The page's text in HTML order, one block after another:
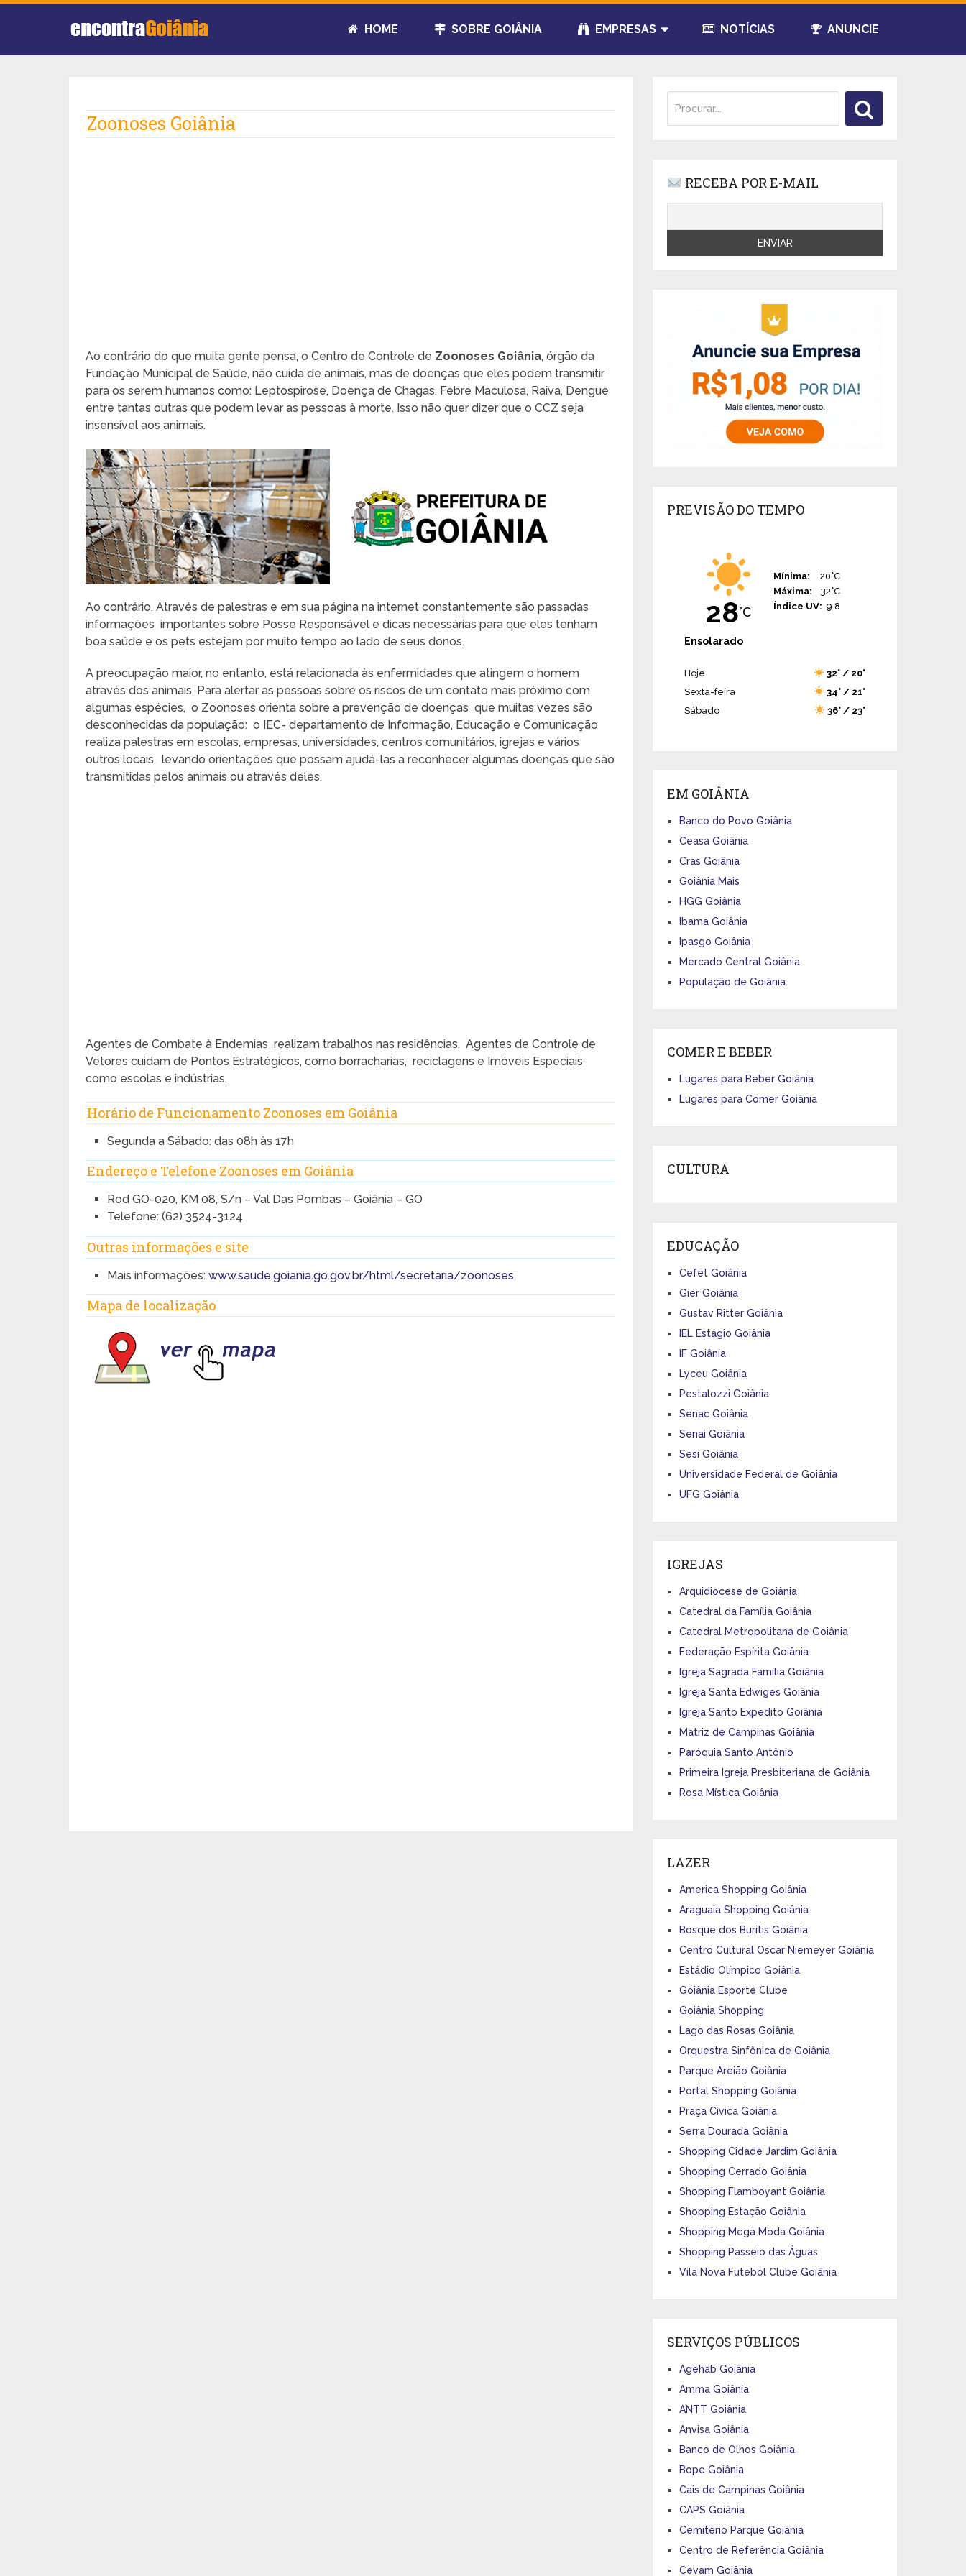
HOME SOBRE GOIÂNIA EMPRESAS NOTÍCIAS ANUNCIE
Zoonoses Goiânia
Ao contrário do que muita gente pensa, o Centro de Controle de Zoonoses Goiânia, órgão da
Fundação Municipal de Saúde, não cuida de animais, mas de doenças que eles podem transmitir
para os serem humanos como: Leptospirose, Doença de Chagas, Febre Maculosa, Raiva, Dengue
entre tantas outras que podem levar as pessoas à morte. Isso não quer dizer que o CCZ seja
insensível aos animais.
Ao contrário. Através de palestras e em sua página na internet constantemente são passadas
informações importantes sobre Posse Responsável e dicas necessárias para que eles tenham
boa saúde e os pets estejam por muito tempo ao lado de seus donos.
A preocupação maior, no entanto, está relacionada às enfermidades que atingem o homem
através dos animais. Para alertar as pessoas sobre os riscos de um contato mais próximo com
algumas espécies, o Zoonoses orienta sobre a prevenção de doenças que muitas vezes são
desconhecidas da população: o IEC- departamento de Informação, Educação e Comunicação
realiza palestras em escolas, empresas, universidades, centros comunitários, igrejas e vários
outros locais, levando orientações que possam ajudá-las a reconhecer algumas doenças que são
transmitidas pelos animais ou através deles.
Agentes de Combate à Endemias realizam trabalhos nas residências, Agentes de Controle de
Vetores cuidam de Pontos Estratégicos, como borracharias, reciclagens e Imóveis Especiais
como escolas e indústrias.
Horário de Funcionamento Zoonoses em Goiânia
Segunda a Sábado: das 08h às 17h
Endereço e Telefone Zoonoses em Goiânia
Rod GO-020, KM 08, S/n – Val Das Pombas – Goiânia – GO
Telefone: (62) 3524-3124
Outras informações e site
Mais informações:www.saude.goiania.go.gov.br/html/secretaria/zoonoses
Mapa de localização
RECEBA POR E-MAIL
PREVISÃO DO TEMPO
28°C
Mínima:
20°C
Máxima:
32°C
Índice UV: 9.8
Ensolarado
Hoje
32° / 20°
Sexta-feira
34° / 21°
Sábado
36° / 23°
EM GOIÂNIA
Banco do Povo Goiânia
Ceasa Goiânia
Cras Goiânia
Goiânia Mais
HGG Goiânia
Ibama Goiânia
Ipasgo Goiânia
Mercado Central Goiânia
População de Goiânia
COMER E BEBER
Lugares para Beber Goiânia
Lugares para Comer Goiânia
CULTURA
EDUCAÇÃO
Cefet Goiânia
Gier Goiânia
Gustav Ritter Goiânia
IEL Estágio Goiânia
IF Goiânia
Lyceu Goiânia
Pestalozzi Goiânia
Senac Goiânia
Senai Goiânia
Sesi Goiânia
Universidade Federal de Goiânia
UFG Goiânia
IGREJAS
Arquidiocese de Goiânia
Catedral da Família Goiânia
Catedral Metropolitana de Goiânia
Federação Espírita Goiânia
Igreja Sagrada Família Goiânia
Igreja Santa Edwiges Goiânia
Igreja Santo Expedito Goiânia
Matriz de Campinas Goiânia
Paróquia Santo Antônio
Primeira Igreja Presbiteriana de Goiânia
Rosa Mística Goiânia
LAZER
America Shopping Goiânia
Araguaia Shopping Goiânia
Bosque dos Buritis Goiânia
Centro Cultural Oscar Niemeyer Goiânia
Estádio Olímpico Goiânia
Goiânia Esporte Clube
Goiânia Shopping
Lago das Rosas Goiânia
Orquestra Sinfônica de Goiânia
Parque Areião Goiânia
Portal Shopping Goiânia
Praça Cívica Goiânia
Serra Dourada Goiânia
Shopping Cidade Jardim Goiânia
Shopping Cerrado Goiânia
Shopping Flamboyant Goiânia
Shopping Estação Goiânia
Shopping Mega Moda Goiânia
Shopping Passeio das Águas
Vila Nova Futebol Clube Goiânia
SERVIÇOS PÚBLICOS
Agehab Goiânia
Amma Goiânia
ANTT Goiânia
Anvisa Goiânia
Banco de Olhos Goiânia
Bope Goiânia
Cais de Campinas Goiânia
CAPS Goiânia
Cemitério Parque Goiânia
Centro de Referência Goiânia
Cevam Goiânia